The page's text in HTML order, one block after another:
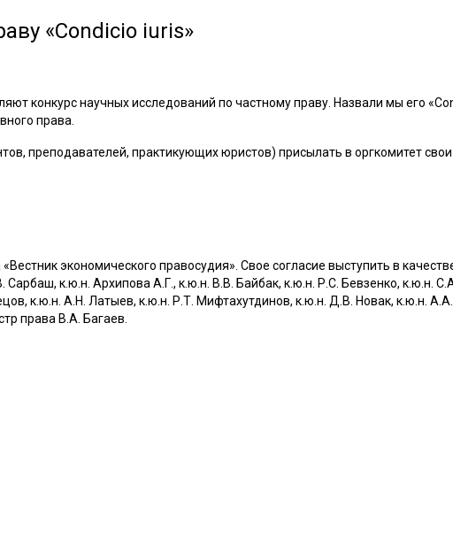
«Condiсio iuris»
конкурс научных исследований по частному праву. Назвали мы его
права.
преподавателей, практикующих юристов) присылать в оргкомитет
экономического правосудия». Свое согласие выступить в
к.ю.н. Архипова А.Г., к.ю.н. В.В. Байбак, к.ю.н. Р.С. Бевзенко, к.ю.н.
к.ю.н. А.Н. Латыев, к.ю.н. Р.Т. Мифтахутдинов, к.ю.н. Д.В. Новак, к.ю.н.
права В.А. Багаев.